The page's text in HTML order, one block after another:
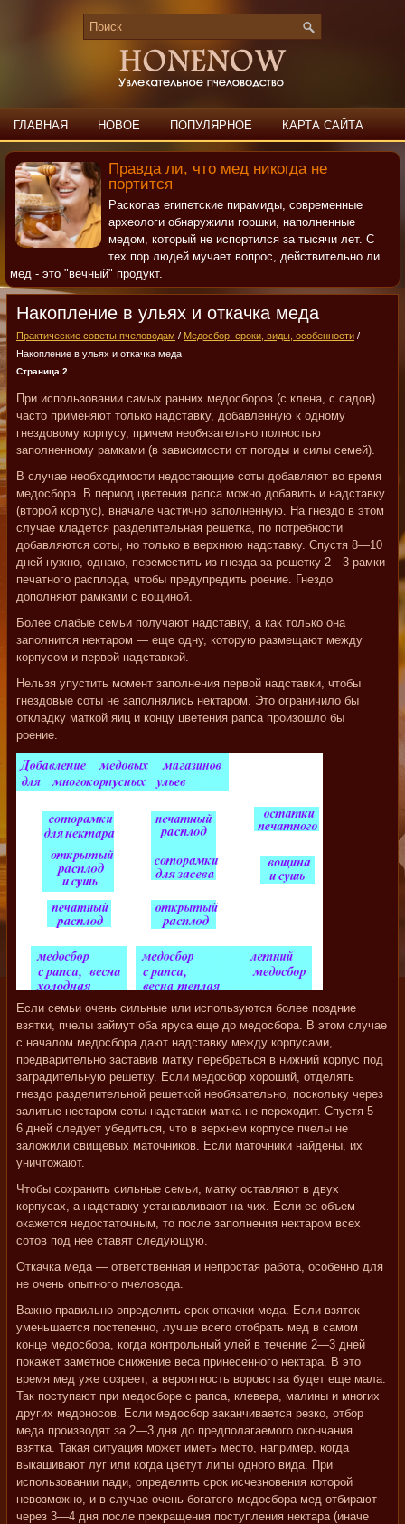
ГЛАВНАЯ НОВОЕ ПОПУЛЯРНОЕ КАРТА САЙТА
ПОИСК КОНТАКТЫ
Правда ли, что мед никогда не
портится
Раскопав египетские пирамиды, современные
археологи обнаружили горшки, наполненные
медом, который не испортился за тысячи лет. С
тех пор людей мучает вопрос, действительно ли
мед - это "вечный" продукт.
Накопление в ульях и откачка меда
Практические советы пчеловодам / Медосбор: сроки, виды, особенности /
Накопление в ульях и откачка меда
Страница 2
При использовании самых ранних медосборов (с клена, с садов)
часто применяют только надставку, добавленную к одному
гнездовому корпусу, причем необязательно полностью
заполненному рамками (в зависимости от погоды и силы семей).
В случае необходимости недостающие соты добавляют во время
медосбора. В период цветения рапса можно добавить и надставку
(второй корпус), вначале частично заполненную. На гнездо в этом
случае кладется разделительная решетка, по потребности
добавляются соты, но только в верхнюю надставку. Спустя 8—10
дней нужно, однако, переместить из гнезда за решетку 2—3 рамки
печатного расплода, чтобы предупредить роение. Гнездо
дополняют рамками с вощиной.
Более слабые семьи получают надставку, а как только она
заполнится нектаром — еще одну, которую размещают между
корпусом и первой надставкой.
Нельзя упустить момент заполнения первой надставки, чтобы
гнездовые соты не заполнялись нектаром. Это ограничило бы
откладку маткой яиц и концу цветения рапса произошло бы
роение.
Если семьи очень сильные или используются болee поздние
взятки, пчелы займут оба яруса еще до медосбора. В этом случае
с началом медосбора дают надставку между корпусами,
предварительно заставив матку перебраться в нижний корпyc под
заградительную решетку. Если медосбор хороший, отделять
гнездо разделительной решеткой необязательно, поскольку через
залитые нестаром соты надставки матка не переходит. Спустя 5—
6 дней следует убедиться, что в верхнем корпусе пчелы не
заложили свищевых маточников. Если маточники найдены, их
уничтожают.
Чтобы сохранить сильные семьи, матку оставляют в двух
корпусах, а надставку устанавливают на чих. Если ее объем
окажется недостаточным, то после заполнения нектаром всех
сотов под нее ставят следующую.
Откачка меда — ответственная и непростая работа, особенно для
не очень опытного пчеловода.
Важно правильно определить срок откачки меда. Если взяток
уменьшается постепенно, лучше всего отобрать мед в самом
конце медосбора, когда контрольный улей в течение 2—3 дней
покажет заметное снижение веса принесенного нектара. В это
время мед уже созреет, а вероятность воровства будет еще мала.
Так поступают при медосборе с рапса, клевера, малины и многих
других медоносов. Если медосбор заканчивается резко, отбор
меда производят за 2—3 дня до предполагаемого окончания
взятка. Такая ситуация может иметь место, например, когда
выкашивают луг или когда цветут липы одного вида. При
использовании пади, определить срок исчезновения которой
невозможно, и в случае очень богатого медосбоpa мед отбирают
через 3—4 дня после прекращения поступления нектара (иначе